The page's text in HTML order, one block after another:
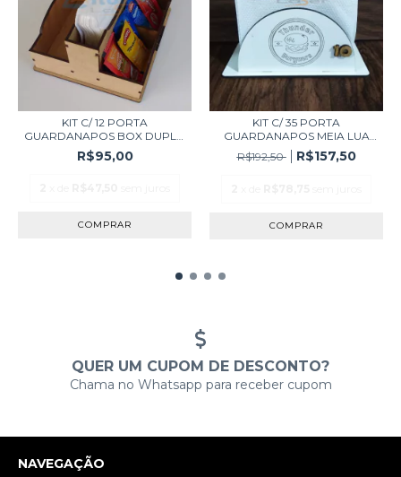
KIT C/ 12 PORTA
GUARDANAPOS BOX DUPLO
MD...
R$95,00
KIT C/ 35 PORTA
GUARDANAPOS MEIA LUA
(2...
R$192,50 R$157,50
QUER UM CUPOM DE DESCONTO?
Chama no Whatsapp para receber cupom
NAVEGAÇÃO